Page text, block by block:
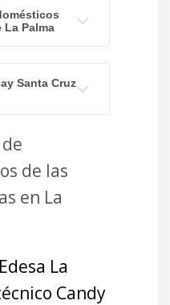
La Palma
Santa Cruz
de las
en La
La
Candy